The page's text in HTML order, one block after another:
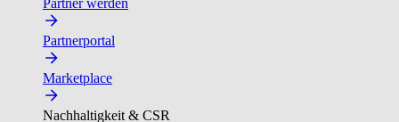
Partner werden
Partnerportal
Marketplace
Nachhaltigkeit & CSR